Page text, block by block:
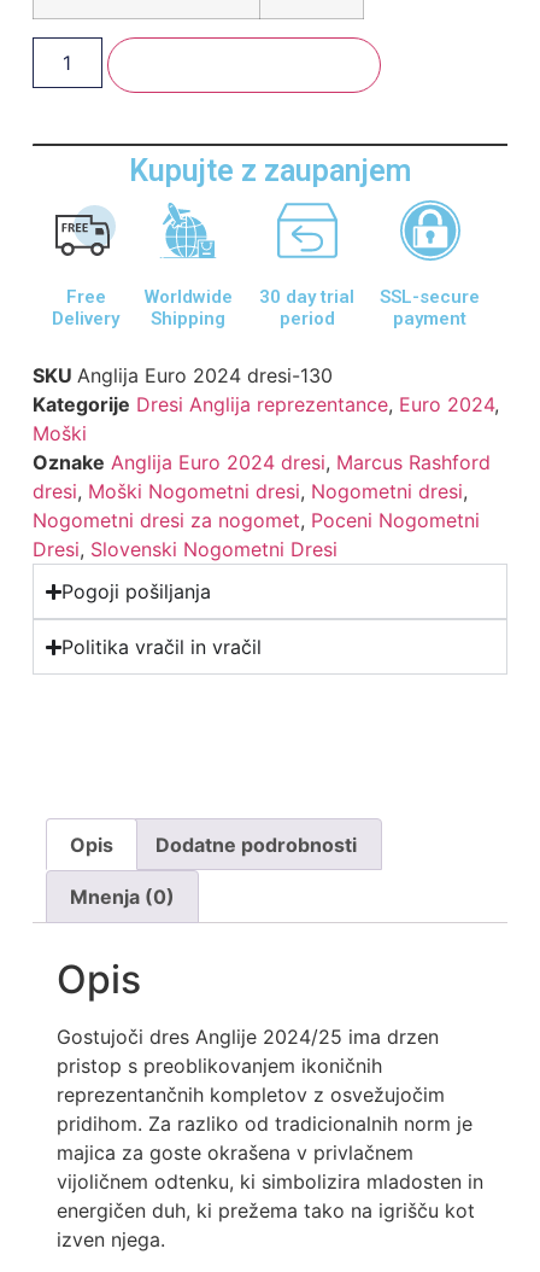
Kupujte z zaupanjem
Free
Delivery
Worldwide
Shipping
30 day trial
period
SSL-secure
payment
SKU Anglija Euro 2024 dresi-130
Kategorije Dresi Anglija reprezentance, Euro 2024,
Moški
Oznake Anglija Euro 2024 dresi, Marcus Rashford
dresi, Moški Nogometni dresi, Nogometni dresi,
Nogometni dresi za nogomet, Poceni Nogometni
Dresi, Slovenski Nogometni Dresi
Pogoji pošiljanja
Politika vračil in vračil
Opis Dodatne podrobnosti
Mnenja (0)
Opis
Gostujoči dres Anglije 2024/25 ima drzen
pristop s preoblikovanjem ikoničnih
reprezentančnih kompletov z osvežujočim
pridihom. Za razliko od tradicionalnih norm je
majica za goste okrašena v privlačnem
vijoličnem odtenku, ki simbolizira mladosten in
energičen duh, ki prežema tako na igrišču kot
izven njega.